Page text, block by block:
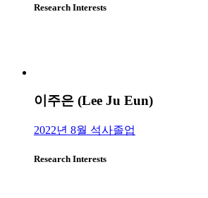
Research Interests
이주은 (Lee Ju Eun)
2022년 8월 석사졸업
Research Interests